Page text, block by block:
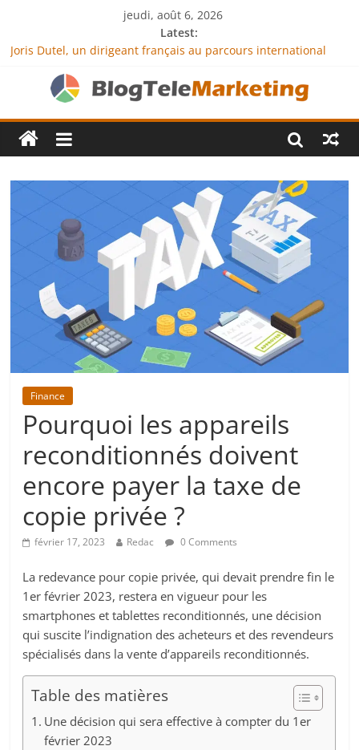
jeudi, août 6, 2026
Latest:
Joris Dutel, un dirigeant français au parcours international
Agria Assurance Animaux : comment l’entreprise se
démarque-t-elle de la concurrence ?
JCA Academy : l’excellence au service de l’indépendance
financière
Denis Bouclon : la diplomatie éducative comme moteur de
Next Terra International : des solutions logistiques au service
du commerce international
Finance
Pourquoi les appareils
reconditionnés doivent
encore payer la taxe de
copie privée ?
février 17, 2023 Redac 0 Comments
La redevance pour copie privée, qui devait prendre fin le
1er février 2023, restera en vigueur pour les
smartphones et tablettes reconditionnés, une décision
qui suscite l’indignation des acheteurs et des revendeurs
spécialisés dans la vente d’appareils reconditionnés.
Table des matières
Une décision qui sera effective à compter du 1er
février 2023